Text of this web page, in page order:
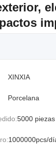
XINXIA
Porcelana
5000 piezas
1000000pcs/